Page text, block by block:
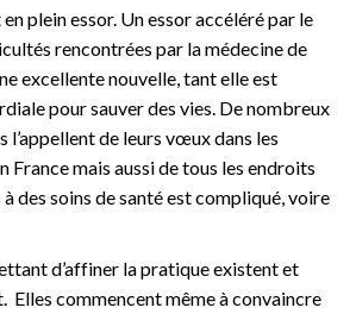
plein essor. Un essor accéléré par le
rencontrées par la médecine de
excellente nouvelle, tant elle est
pour sauver des vies. De nombreux
l’appellent de leurs vœux dans les
France mais aussi de tous les endroits
à des soins de santé est compliqué, voire
d’affiner la pratique existent et
Elles commencent même à convaincre